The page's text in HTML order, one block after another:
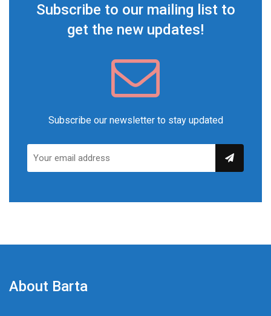
Subscribe to our mailing list to
get the new updates!
Subscribe our newsletter to stay updated
About Barta